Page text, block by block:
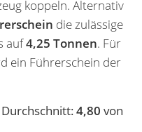
koppeln. Alternativ
die zulässige
auf4,25 Tonnen. Für
ein Führerschein der
4,80 von